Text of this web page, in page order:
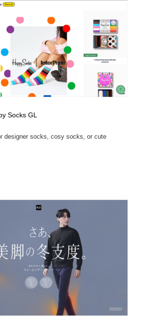
Socks GL
designer socks, cosy socks, or cute